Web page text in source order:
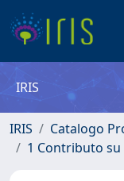
IRIS
IRIS
Catalogo
1 Contributo su